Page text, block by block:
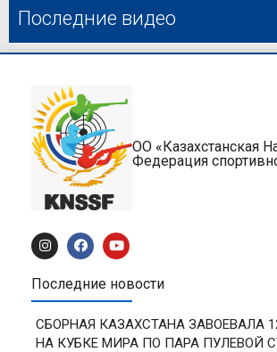
Последние видео
ОО «Казахстанская
Федерация
Последние новости
СБОРНАЯ КАЗАХСТАНА ЗАВОЕВАЛА
НА КУБКЕ МИРА ПО ПАРА ПУЛЕВОЙ